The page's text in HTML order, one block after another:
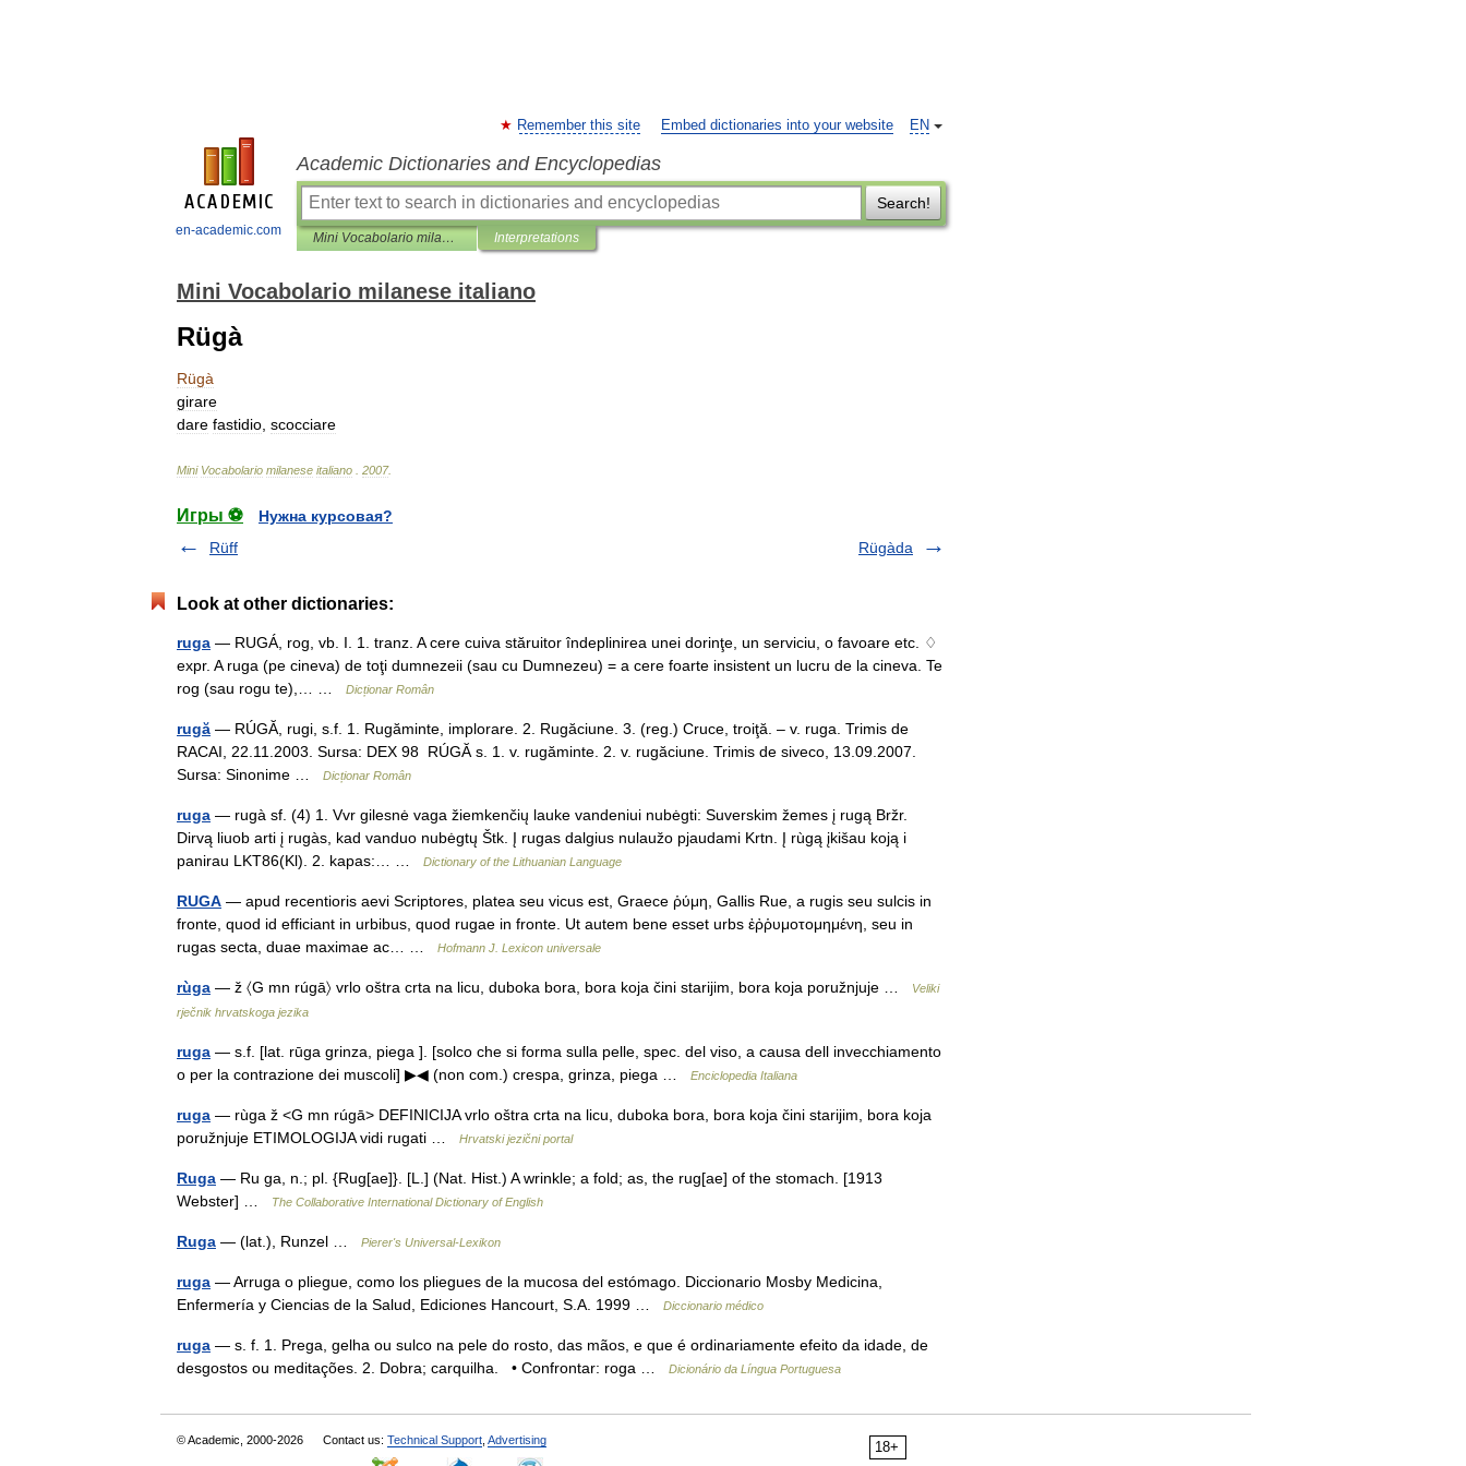
en-academic.com
EN
Remember this site Embed dictionaries into your website
Academic Dictionaries and Encyclopedias
Search!
Mini Vocabolario milanese italiano Interpretations
Mini Vocabolario milanese italiano
Rügà
Rügà
girare
dare fastidio scocciare
Mini Vocabolario milanese italiano 2007.
Игры ⚽
Нужна курсовая?
Rüff
Rügàda
Look at other dictionaries:
ruga — RUGÁ, rog, vb. I. 1. tranz. A cere cuiva stăruitor îndeplinirea unei dorinţe, un serviciu, o favoare etc. ♢
expr. A ruga (pe cineva) de toţi dumnezeii (sau cu Dumnezeu) = a cere foarte insistent un lucru de la cineva. Te
rog (sau rogu te),… …
Dicționar Român
rugă — RÚGĂ, rugi, s.f. 1. Rugăminte, implorare. 2. Rugăciune. 3. (reg.) Cruce, troiţă. – v. ruga. Trimis de
RACAI, 22.11.2003. Sursa: DEX 98 RÚGĂ s. 1. v. rugăminte. 2. v. rugăciune. Trimis de siveco, 13.09.2007.
Sursa: Sinonime …
Dicționar Român
ruga — rugà sf. (4) 1. Vvr gilesnė vaga žiemkenčių lauke vandeniui nubėgti: Suverskim žemes į rugą Bržr.
Dirvą liuob arti į rugàs, kad vanduo nubėgtų Štk. Į rugas dalgius nulaužo pjaudami Krtn. Į rùgą įkišau koją i
panirau LKT86(Kl). 2. kapas:… …
Dictionary of the Lithuanian Language
RUGA — apud recentioris aevi Scriptores, platea seu vicus est, Graece ῥύμη, Gallis Rue, a rugis seu sulcis in
fronte, quod id efficiant in urbibus, quod rugae in fronte. Ut autem bene esset urbs ἐῤῥυμοτομημένη, seu in
rugas secta, duae maximae ac… …
Hofmann J. Lexicon universale
rùga — ž 〈G mn rúgā〉 vrlo oštra crta na licu, duboka bora, bora koja čini starijim, bora koja poružnjuje …
Veliki
rječnik hrvatskoga jezika
ruga — s.f. [lat. rūga grinza, piega ]. [solco che si forma sulla pelle, spec. del viso, a causa dell invecchiamento
o per la contrazione dei muscoli] ▶◀ (non com.) crespa, grinza, piega …
Enciclopedia Italiana
ruga — rùga ž <G mn rúgā> DEFINICIJA vrlo oštra crta na licu, duboka bora, bora koja čini starijim, bora koja
poružnjuje ETIMOLOGIJA vidi rugati …
Hrvatski jezični portal
Ruga — Ru ga, n.; pl. {Rug[ae]}. [L.] (Nat. Hist.) A wrinkle; a fold; as, the rug[ae] of the stomach. [1913
Webster] …
The Collaborative International Dictionary of English
Ruga — (lat.), Runzel … Pierer's Universal-Lexikon
ruga — Arruga o pliegue, como los pliegues de la mucosa del estómago. Diccionario Mosby Medicina,
Enfermería y Ciencias de la Salud, Ediciones Hancourt, S.A. 1999 …
Diccionario médico
ruga — s. f. 1. Prega, gelha ou sulco na pele do rosto, das mãos, e que é ordinariamente efeito da idade, de
desgostos ou meditações. 2. Dobra; carquilha. • Confrontar: roga …
Dicionário da Língua Portuguesa
18+
© Academic, 2000-2026 Contact us: Technical Support Advertising